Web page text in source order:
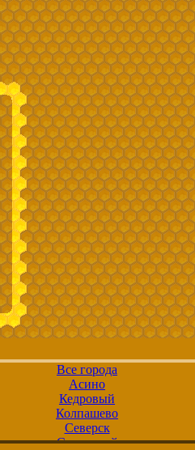
Все города
Асино
Кедровый
Колпашево
Северск
Стрежевой